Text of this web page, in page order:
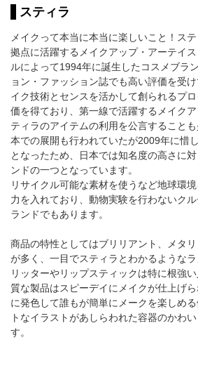
スティラ
メイクって本当に本当に楽しいこと！ス
拠点に活躍するメイクアップ・アーテイ
ルによって1994年に誕生したコスメブラ
ョン・ファッション誌でも高い評価を受
イク技術とセンスを活かして創られるプ
価を得ており、第一線で活躍するメイク
ティラのアイテムの利用を公言すること
本での展開も行われていたが2009年に惜
となったため、日本では知名度の高さに
ンドの一つとなっています。
リサイクル可能な素材を使うなど地球環
力を入れており、動物実験を行わないク
ランドでもあります。
商品の特性としてはブリリアント、メタ
が多く、一目でスティラとわかるような
リッターやリップスティックは特に根強
質な製品はスピーデイにメイクが仕上げ
に発色して誰もが簡単にメークを楽しめ
トなイラストがあしらわれた容器のかわ
す。